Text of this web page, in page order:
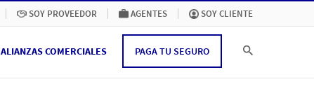
SOY PROVEEDOR AGENTES SOY CLIENTE
ALIANZAS COMERCIALES PAGA TU SEGURO